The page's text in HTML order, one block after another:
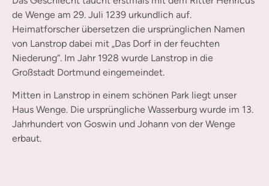
de Wenge am 29. Juli 1239 urkundlich auf.
Heimatforscher übersetzen die ursprünglichen Namen
von Lanstrop dabei mit „Das Dorf in der feuchten
Niederung“. Im Jahr 1928 wurde Lanstrop in die
Großstadt Dortmund eingemeindet.
Mitten in Lanstrop in einem schönen Park liegt unser
Haus Wenge. Die ursprüngliche Wasserburg wurde im 13.
Jahrhundert von Goswin und Johann von der Wenge
erbaut.